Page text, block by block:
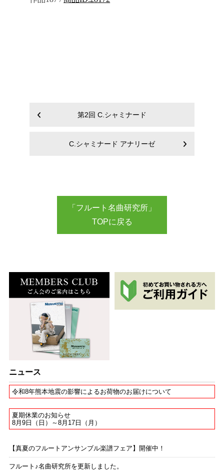
第2回 C.シャミナード
C.シャミナード アナリーゼ
「フルート名曲研究所」
TOPに戻る
ニュース
令和8年熊本地震の影響によるお荷物のお届けについて
夏期休業のお知らせ
8月9日（日）～8月17日（月）
【真夏のフルートアンサンブル楽譜フェア】開催中！
フルート♪名曲研究所を更新しました。